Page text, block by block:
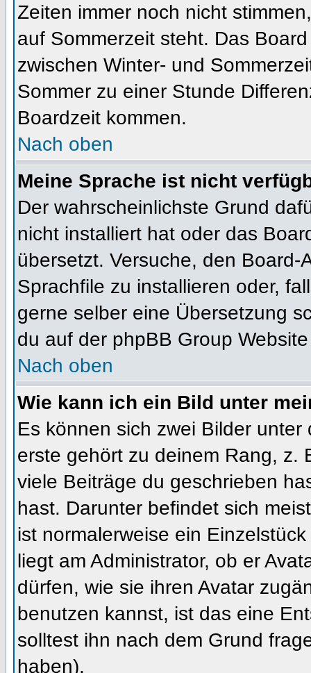
Zeiten immer noch nicht
auf Sommerzeit steht. Das
zwischen Winter- und
Sommer zu einer Stunde
Boardzeit kommen.
Nach oben
Meine Sprache ist nicht
Der wahrscheinlichste Grund
nicht installiert hat oder das
übersetzt. Versuche, den
Sprachfile zu installieren oder,
gerne selber eine Übersetzung
du auf der phpBB Group
Nach oben
Wie kann ich ein Bild unter
Es können sich zwei Bilder
erste gehört zu deinem Rang, z.
viele Beiträge du geschrieben
hast. Darunter befindet sich
ist normalerweise ein
liegt am Administrator, ob er
dürfen, wie sie ihren Avatar
benutzen kannst, ist das eine
solltest ihn nach dem Grund
haben).